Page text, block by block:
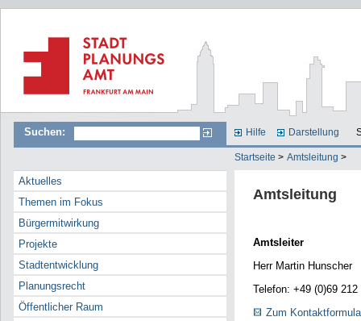
Suchen: Hilfe Darstellung
Startseite > Amtsleitung >
Aktuelles
Themen im Fokus
Bürgermitwirkung
Projekte
Stadtentwicklung
Planungsrecht
Öffentlicher Raum
Amtsleitung
Amtsleiter
Herr Martin Hunscher
Telefon: +49 (0)69 212
Zum